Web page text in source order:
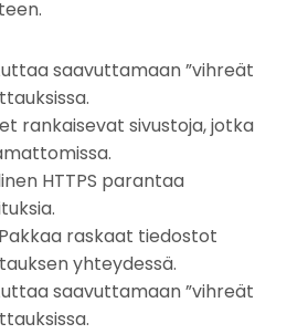
saavuttamaan ”vihreät
rankaisevat sivustoja, jotka
HTTPS parantaa
raskaat tiedostot
yhteydessä.
saavuttamaan ”vihreät